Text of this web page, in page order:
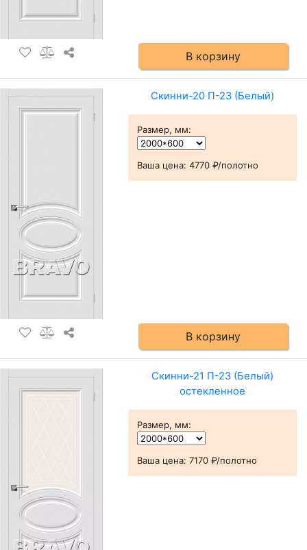
В корзину
Скинни-20 П-23 (Белый)
Размер, мм:
Ваша цена: 4770 ₽/полотно
В корзину
Скинни-21 П-23 (Белый)
остекленное
Размер, мм:
Ваша цена: 7170 ₽/полотно